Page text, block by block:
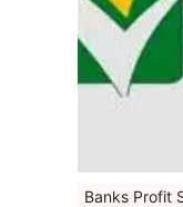
Banks Profit